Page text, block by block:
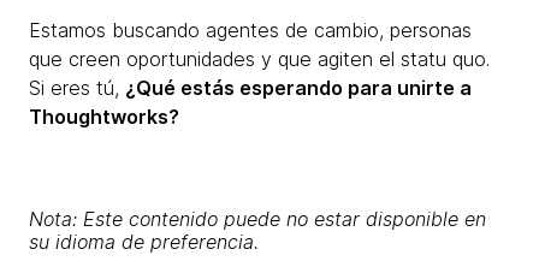
Estamos buscando agentes de cambio, personas
que creen oportunidades y que agiten el statu quo.
Si eres tú, ¿Qué estás esperando para unirte a
Thoughtworks?
Nota: Este contenido puede no estar disponible en
su idioma de preferencia.